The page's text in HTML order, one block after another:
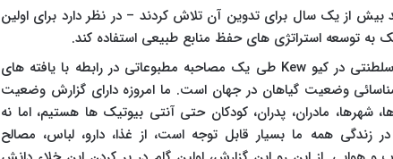
که یک تیم متشکل از ۸۰ دانشمند بیش از یک سال برای تدوین آن تلاش کردند – در نظر دارد برای اولین
به توسعه استراتژی های حفظ منابع طبیعی استفاده کند.
در کیوKew طی یک مصاحبه مطبوعاتی در رابطه با یافته های
وضعیت گیاهان در جهان است. ما امروزه دارای گزارش وضعیت
شهرها، مادران، پدران، کودکان حتی آنتی بیوتیک ها هستیم، اما نه
زندگی همه ما بسیار قابل توجه است، از غذا، دارو، لباس، مصالح